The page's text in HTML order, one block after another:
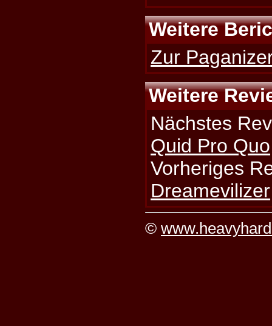
Weitere
Zur
Weitere
Nächstes
Quid Pro Quo
Vorheriges
Dreamevilizer
©